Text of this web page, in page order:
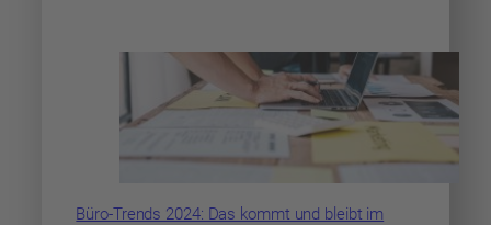
Büro-Trends 2024: Das kommt und bleibt im